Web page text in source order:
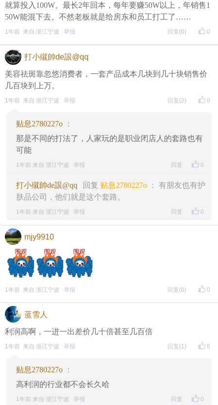
就算投入100W。最长2年回本，每年要赚50W以上，年销售1
50W能混下去。不然老板就是给房东和员工打工了……
0
1年前 来自 浙江宁波 举报 回复 (0)
打小殧帥de詪@qq
美容祛斑靠忽悠消费者，一套产品成本几块到几十块销售价
几百块到上万。
0
1年前 来自 浙江宁波 举报 回复 (2)
贴息2780227o ：
那是不同的打法了，人家玩的是职业闭店人的套路也有
可能
0
1年前 来自 浙江宁波 举报 回复
打小殧帥de詪@qq 回复 贴息2780227o ： 有朋友也有护
肤品公司，他们就是这个套路。
0
1年前 来自 浙江宁波 举报 回复
mjy9910
0
1年前 来自 浙江宁波 举报 回复 (0)
蓝雪人
利润高啊，一进一出差价几十倍甚至几百倍
0
1年前 来自 浙江宁波 举报 回复 (1)
贴息2780227o ：
高利润的行业都不会长久哈
0
1年前 来自 浙江宁波 举报 回复